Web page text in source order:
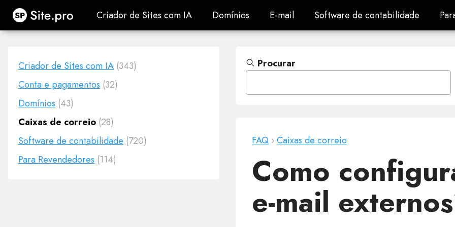
Site.pro Criador de Sites com IA
Criador de Sites com IA Domínios
Domínios E-mail
E-mail Software de contabilidade
Software de contabilidade
Criador de Sites com IA (343)
Conta e pagamentos (32)
Domínios (43)
Caixas de correio (28)
Software de contabilidade (720)
Para Revendedores (114)
Procurar
FAQ ›Caixas de correio
Como
e-mail